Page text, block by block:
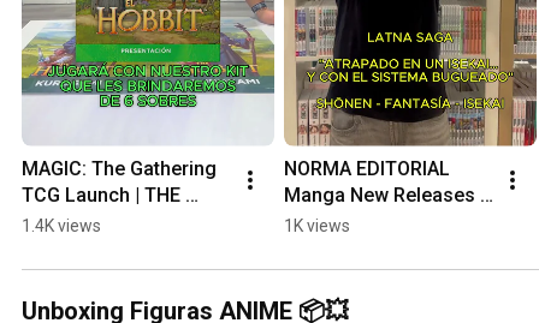
MAGIC: The Gathering
TCG Launch | THE
HOBBIT
1.4K views
NORMA EDITORIAL
Manga New Releases -
08/07
1K views
Unboxing Figuras ANIME 📦💥